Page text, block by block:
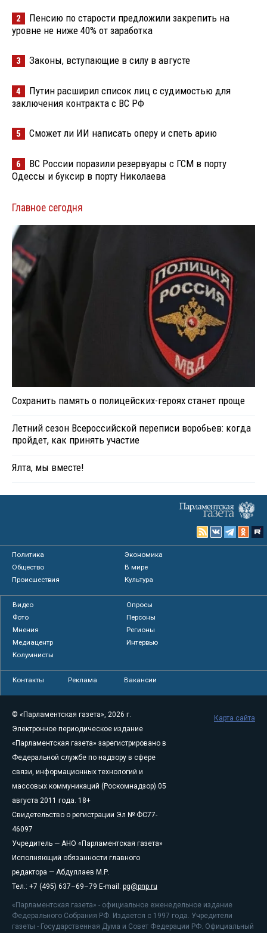
2
Пенсию по старости предложили закрепить на
уровне не ниже 40% от заработка
3 Законы, вступающие в силу в августе
4
Путин расширил список лиц с судимостью для
заключения контракта с ВС РФ
5 Сможет ли ИИ написать оперу и спеть арию
6
ВС России поразили резервуары с ГСМ в порту
Одессы и буксир в порту Николаева
Главное сегодня
Сохранить память о полицейских-героях станет проще
Летний сезон Всероссийской переписи воробьев: когда
пройдет, как принять участие
Ялта, мы вместе!
Политика
Экономика
Общество
В мире
Происшествия
Культура
Видео
Опросы
Фото
Персоны
Мнения
Регионы
Медиацентр
Интервью
Колумнисты
Контакты Реклама Вакансии
© «Парламентская газета», 2026 г.
Электронное периодическое издание
«Парламентская газета» зарегистрировано в
Федеральной службе по надзору в сфере
связи, информационных технологий и
массовых коммуникаций (Роскомнадзор) 05
августа 2011 года. 18+
Свидетельство о регистрации Эл № ФС77-
46097
Учредитель — АНО «Парламентская газета»
Исполняющий обязанности главного
редактора — Абдуллаев М.Р.
Тел.: +7 (495) 637–69–79 E-mail: pg@pnp.ru
«Парламентская газета» - официальное еженедельное издание
Федерального Собрания РФ. Издается с 1997 года. Учредители
газеты - Государственная Дума и Совет Федерации РФ. Официальный
Карта сайта